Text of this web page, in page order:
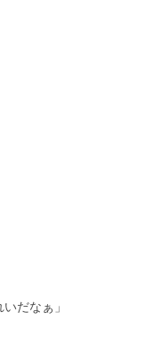
だなぁ」